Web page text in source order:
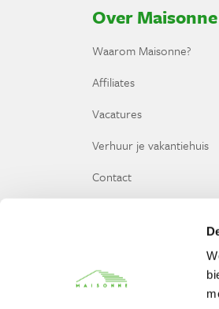
Over Maisonne
Waarom Maisonne?
Affiliates
Vacatures
Verhuur je vakantiehuis
Contact
Vragen? Whatsapp ons!
+31 6 42